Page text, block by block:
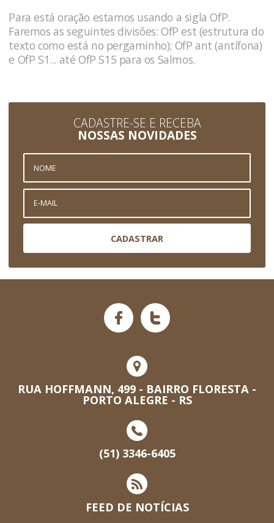
Para está oração estamos usando a sigla OfP.
Faremos as seguintes divisões: OfP est (estrutura do
texto como está no pergaminho); OfP ant (antífona)
e OfP S1... até OfP S15 para os Salmos.
CADASTRE-SE E RECEBA
NOSSAS NOVIDADES
CADASTRAR
RUA HOFFMANN, 499 - BAIRRO FLORESTA -
PORTO ALEGRE - RS
(51) 3346-6405
FEED DE NOTÍCIAS